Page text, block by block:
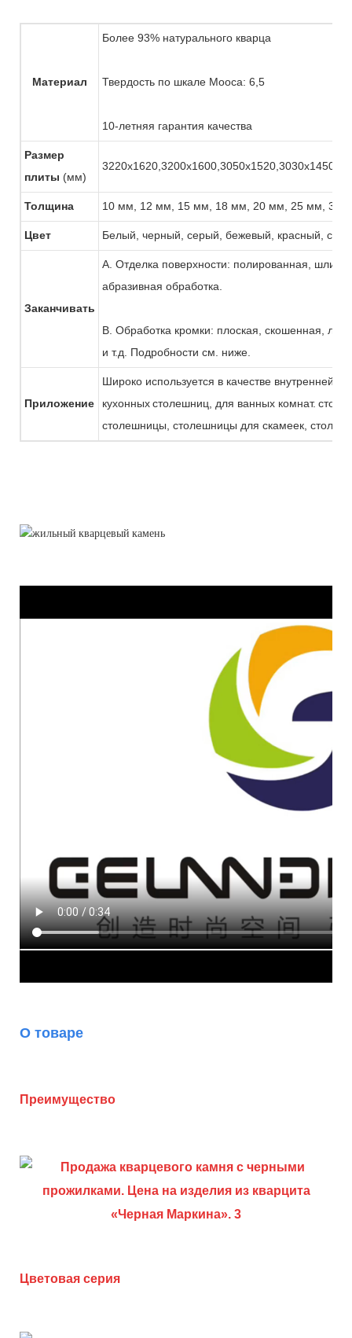
Материал
Более 93% натурального кварца
Твердость по шкале Мооса: 6,5
10-летняя гарантия качества
Размер
плиты (мм)
Толщина 10 мм, 12 мм, 15 мм, 18 мм, 20 мм, 25 мм, 30
Цвет Белый, черный, серый, бежевый, красный,
Заканчивать
А. Отделка поверхности: полированная,
абразивная обработка.
B. Обработка кромки: плоская, скошенная,
и т.д. Подробности см. ниже.
Приложение
Широко используется в качестве внутренней
кухонныхстолешниц, для ванных комнат.
столешницы, столешницы для скамеек,
О товаре
Преимущество
Цветовая серия